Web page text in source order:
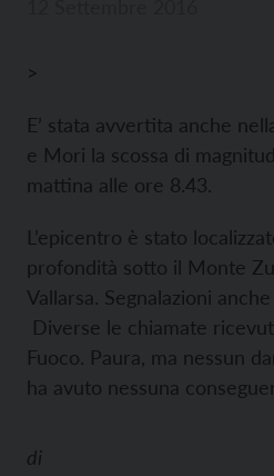
>
E’ stata avvertita anche
e Mori la scossa di
mattina alle ore 8.43.
L’epicentro è stato
profondità sotto il Monte
Vallarsa. Segnalazioni
Diverse le chiamate
Fuoco. Paura, ma nessun
ha avuto nessuna
di